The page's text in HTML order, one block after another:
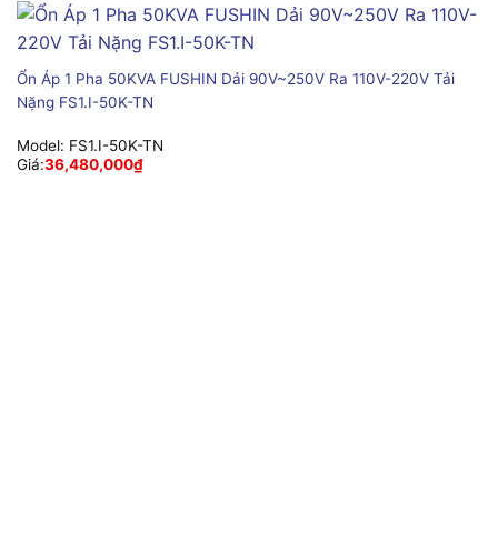
Ổn Áp 1 Pha 50KVA FUSHIN Dải 90V~250V Ra 110V-220V Tải
Nặng FS1.I-50K-TN
Model: FS1.I-50K-TN
Giá:36,480,000₫